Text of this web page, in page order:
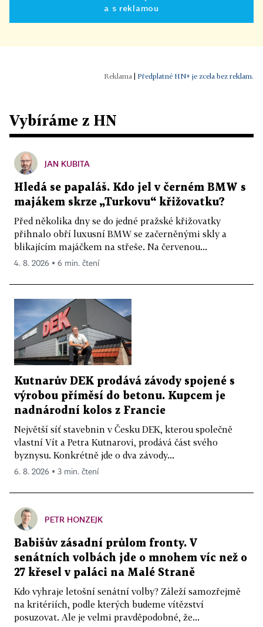
a s reklamou
Předplatné HN+ je zcela bez reklam.
Vybíráme z HN
JAN KUBITA
Hledá se papaláš. Kdo jel v černém BMW s
majákem skrze „Turkovu“ křižovatku?
Před několika dny se do jedné pražské křižovatky
přihnalo obří luxusní BMW se začerněnými skly a
blikajícím majáčkem na střeše. Na červenou...
4. 8. 2026 ▪ 6 min. čtení
Kutnarův DEK prodává závody spojené s
výrobou příměsí do betonu. Kupcem je
nadnárodní kolos z Francie
Největší síť stavebnin v Česku DEK, kterou společně
vlastní Vít a Petra Kutnarovi, prodává část svého
byznysu. Konkrétně jde o dva závody...
6. 8. 2026 ▪ 3 min. čtení
PETR HONZEJK
Babišův zásadní průlom fronty. V
senátních volbách jde o mnohem víc než o
27 křesel v paláci na Malé Straně
Kdo vyhraje letošní senátní volby? Záleží samozřejmě
na kritériích, podle kterých budeme vítězství
posuzovat. Ale je velmi pravděpodobné, že...